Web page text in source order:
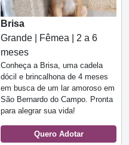
Brisa
Grande | Fêmea | 2 a 6
meses
Conheça a Brisa, uma cadela
dócil e brincalhona de 4 meses
em busca de um lar amoroso em
São Bernardo do Campo. Pronta
para alegrar sua vida!
Quero Adotar